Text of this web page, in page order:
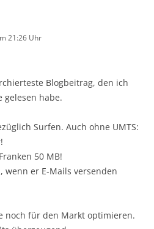
21:26 Uhr
Blogbeitrag, den ich
gelesen habe.
Surfen. Auch ohne UMTS:
50 MB!
wenn er E-Mails versenden
noch für den Markt optimieren.